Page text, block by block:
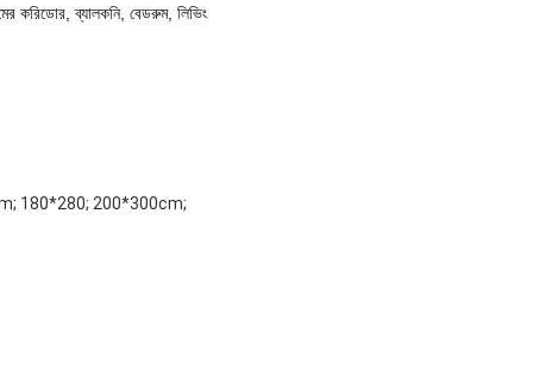
করিডোর, ব্যালকনি, বেডরুম, লিভিং
180*280; 200*300cm;